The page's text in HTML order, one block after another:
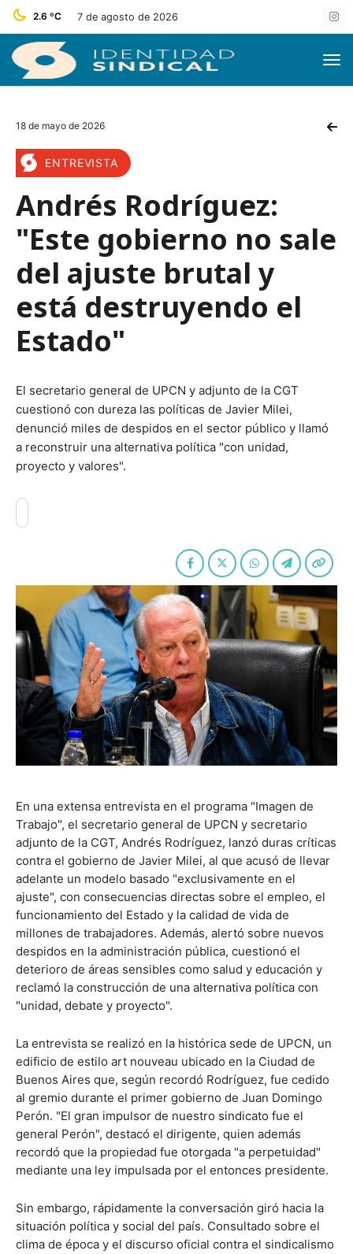
2.6 ºC 7 de agosto de 2026
18 de mayo de 2026
ENTREVISTA
Andrés Rodríguez:
"Este gobierno no sale
del ajuste brutal y
está destruyendo el
Estado"
El secretario general de UPCN y adjunto de la CGT
cuestionó con dureza las políticas de Javier Milei,
denunció miles de despidos en el sector público y llamó
a reconstruir una alternativa política "con unidad,
proyecto y valores".
En una extensa entrevista en el programa "Imagen de
Trabajo", el secretario general de UPCN y secretario
adjunto de la CGT, Andrés Rodríguez, lanzó duras críticas
contra el gobierno de Javier Milei, al que acusó de llevar
adelante un modelo basado "exclusivamente en el
ajuste", con consecuencias directas sobre el empleo, el
funcionamiento del Estado y la calidad de vida de
millones de trabajadores. Además, alertó sobre nuevos
despidos en la administración pública, cuestionó el
deterioro de áreas sensibles como salud y educación y
reclamó la construcción de una alternativa política con
"unidad, debate y proyecto".
La entrevista se realizó en la histórica sede de UPCN, un
edificio de estilo art nouveau ubicado en la Ciudad de
Buenos Aires que, según recordó Rodríguez, fue cedido
al gremio durante el primer gobierno de Juan Domingo
Perón. "El gran impulsor de nuestro sindicato fue el
general Perón", destacó el dirigente, quien además
recordó que la propiedad fue otorgada "a perpetuidad"
mediante una ley impulsada por el entonces presidente.
Sin embargo, rápidamente la conversación giró hacia la
situación política y social del país. Consultado sobre el
clima de época y el discurso oficial contra el sindicalismo